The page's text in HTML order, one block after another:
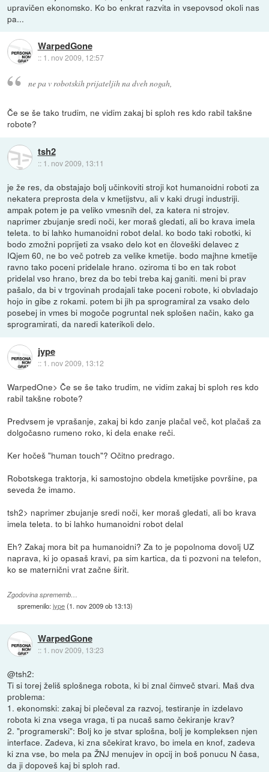
upravičen ekonomsko. Ko bo enkrat razvita in vsepovsod okoli nas
pa...
WarpedGone
:: 1. nov 2009, 12:57
ne pa v robotskih prijateljih na dveh nogah,
Če se še tako trudim, ne vidim zakaj bi sploh res kdo rabil takšne
robote?
tsh2
:: 1. nov 2009, 13:11
je že res, da obstajajo bolj učinkoviti stroji kot humanoidni roboti za
nekatera preprosta dela v kmetijstvu, ali v kaki drugi industriji.
ampak potem je pa veliko vmesnih del, za katera ni strojev.
naprimer zbujanje sredi noči, ker moraš gledati, ali bo krava imela
teleta. to bi lahko humanoidni robot delal. ko bodo taki robotki, ki
bodo zmožni poprijeti za vsako delo kot en človeški delavec z
IQjem 60, ne bo več potreb za velike kmetije. bodo majhne kmetije
ravno tako poceni pridelale hrano. oziroma ti bo en tak robot
pridelal vso hrano, brez da bo tebi treba kaj ganiti. meni bi prav
pašalo, da bi v trgovinah prodajali take poceni robote, ki obvladajo
hojo in gibe z rokami. potem bi jih pa sprogramiral za vsako delo
posebej in vmes bi mogoče pogruntal nek splošen način, kako ga
sprogramirati, da naredi katerikoli delo.
jype
:: 1. nov 2009, 13:12
WarpedOne> Če se še tako trudim, ne vidim zakaj bi sploh res kdo
rabil takšne robote?
Predvsem je vprašanje, zakaj bi kdo zanje plačal več, kot plačaš za
dolgočasno rumeno roko, ki dela enake reči.
Ker hočeš "human touch"? Očitno predrago.
Robotskega traktorja, ki samostojno obdela kmetijske površine, pa
seveda že imamo.
tsh2> naprimer zbujanje sredi noči, ker moraš gledati, ali bo krava
imela teleta. to bi lahko humanoidni robot delal
Eh? Zakaj mora bit pa humanoidni? Za to je popolnoma dovolj UZ
naprava, ki jo opasaš kravi, pa sim kartica, da ti pozvoni na telefon,
ko se maternični vrat začne širit.
Zgodovina sprememb…
spremenilo:jype(1. nov 2009 ob 13:13)
WarpedGone
:: 1. nov 2009, 13:23
@tsh2:
Ti si torej želiš splošnega robota, ki bi znal čimveč stvari. Maš dva
problema:
1. ekonomski: zakaj bi plečeval za razvoj, testiranje in izdelavo
robota ki zna vsega vraga, ti pa nucaš samo čekiranje krav?
2. "programerski": Bolj ko je stvar splošna, bolj je kompleksen njen
interface. Zadeva, ki zna sčekirat kravo, bo imela en knof, zadeva
ki zna vse, bo mela pa ŽNJ menujev in opcij in boš ponucu N časa,
da ji dopoveš kaj bi sploh rad.